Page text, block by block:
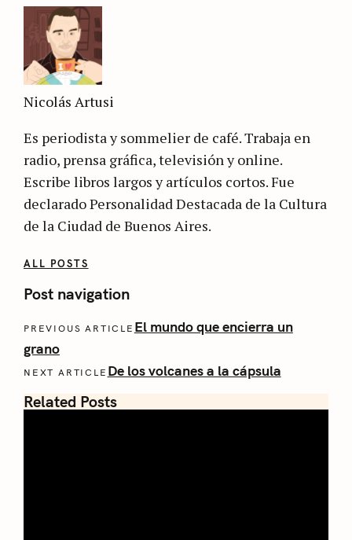
Nicolás Artusi
Es periodista y sommelier de café. Trabaja en
radio, prensa gráfica, televisión y online.
Escribe libros largos y artículos cortos. Fue
declarado Personalidad Destacada de la Cultura
de la Ciudad de Buenos Aires.
ALL POSTS
Post navigation
PREVIOUS ARTICLE El mundo que encierra un
grano
NEXT ARTICLE De los volcanes a la cápsula
Related Posts